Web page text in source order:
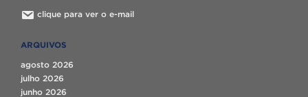
clique para ver o e-mail
ARQUIVOS
agosto 2026
julho 2026
junho 2026